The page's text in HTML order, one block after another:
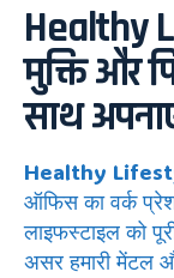
Healthy
मुक्ति और
साथ
Healthy
ऑफिस का वर्क
लाइफस्टाइल को
असर हमारी मेंटल